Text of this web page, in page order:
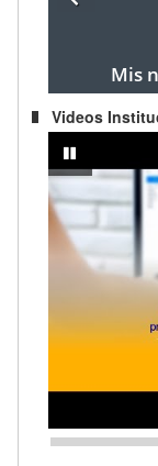
Mis
Videos
pausar